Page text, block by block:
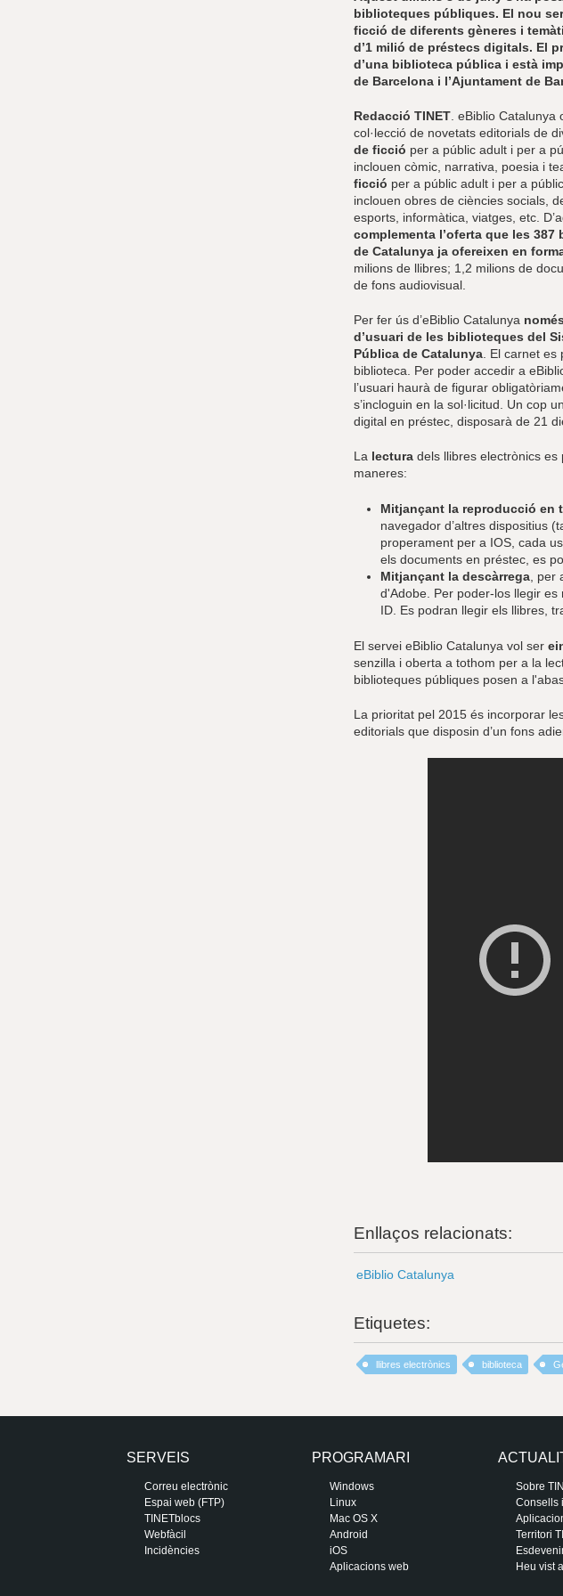
biblioteques públiques. El nou
ficció de diferents gèneres i
d’1 milió de préstecs digitals. El
d’una biblioteca pública i està
de Barcelona i l’Ajuntament de
Redacció TINET . eBiblio
col·lecció de novetats editorials de
de ficció per a públic adult i per a
inclouen còmic, narrativa, poesia i
ficció per a públic adult i per a
inclouen obres de ciències socials,
esports, informàtica, viatges, etc.
complementa l’oferta que les
de Catalunya ja ofereixen en
milions de llibres; 1,2 milions de
de fons audiovisual.
Per fer ús d’eBiblio Catalunya
d’usuari de les biblioteques del
Pública de Catalunya . El carnet
biblioteca. Per poder accedir a
l’usuari haurà de figurar
s’incloguin en la sol·licitud. Un cop
digital en préstec, disposarà de 21
La lectura dels llibres electrònics
maneres:
Mitjançant la reproducció en
navegador d’altres dispositius
properament per a IOS, cada
els documents en préstec, es
Mitjançant la descàrrega ,
d'Adobe. Per poder-los llegir es
ID. Es podran llegir els llibres,
El servei eBiblio Catalunya vol ser
senzilla i oberta a tothom per a la
biblioteques públiques posen a
La prioritat pel 2015 és incorporar
editorials que disposin d’un fons
Enllaços relacionats:
eBiblio Catalunya
Etiquetes:
llibres electrònics biblioteca
SERVEIS
Correu electrònic
Espai web (FTP)
TINETblocs
Webfàcil
Incidències
PROGRAMARI
Windows
Linux
Mac OS X
Android
iOS
Aplicacions web
Sobre
Consells
Territori
Heu vist